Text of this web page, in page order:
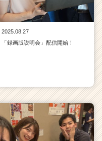
2025.08.27
「録画版説明会」配信開始！